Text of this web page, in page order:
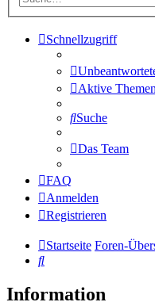
Schnellzugriff
Aktive
Suche
Das Team
FAQ
Anmelden
Registrieren
Startseite Foren-
Suche
Information